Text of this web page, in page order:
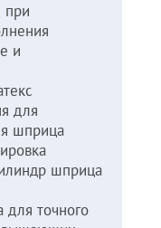
при
и
для
шприца
шприца
для точного